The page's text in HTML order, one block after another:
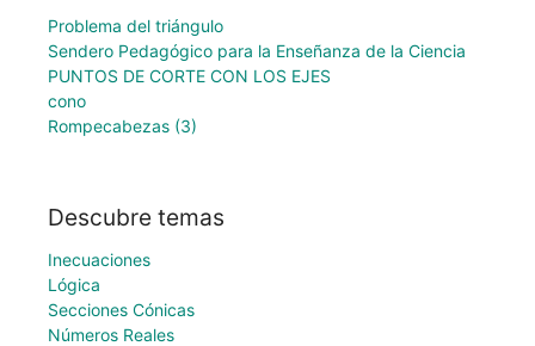
Problema del triángulo
Sendero Pedagógico para la Enseñanza de la Ciencia
PUNTOS DE CORTE CON LOS EJES
cono
Rompecabezas (3)
Descubre temas
Inecuaciones
Lógica
Secciones Cónicas
Números Reales